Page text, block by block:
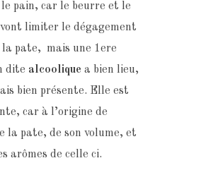
le pain, car le beurre et le
vont limiter le dégagement
la pate, mais une 1ere
dite alcoolique a bien lieu,
bien présente. Elle est
car à l’origine de
la pate, de son volume, et
arômes de celle ci.